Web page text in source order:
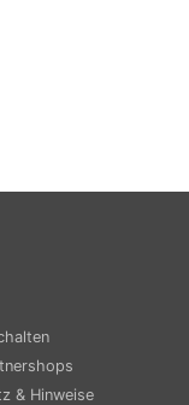
& Hinweise